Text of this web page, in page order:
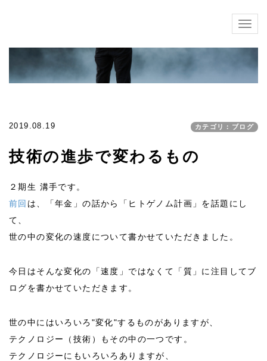
2019.08.19 カテゴリ：ブログ
技術の進歩で変わるもの
２期生 溝手です。
前回 は、「年金」の話から「ヒトゲノム計画」を話題にし
て、
世の中の変化の速度について書かせていただきました。
今日はそんな変化の「速度」ではなくて「質」に注目してブ
ログを書かせていただきます。
世の中にはいろいろ"変化"するものがありますが、
テクノロジー（技術）もその中の一つです。
テクノロジーにもいろいろありますが、